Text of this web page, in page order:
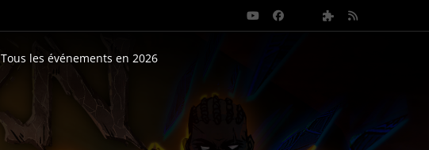
Tous les événements en 2026